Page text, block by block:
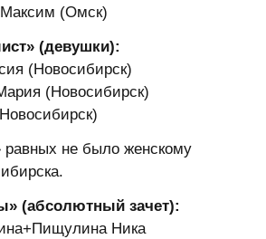
(Омск)
(девушки):
(Новосибирск)
(Новосибирск)
равных не было женскому
(абсолютный зачет):
Ника